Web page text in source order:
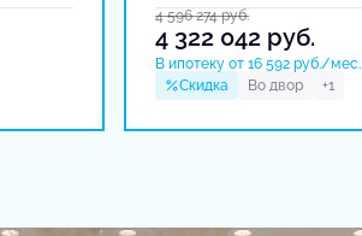
4 596 274руб.
4 322 042 руб.
В ипотеку от 16 592 руб./мес.
Скидка
Во двор +1